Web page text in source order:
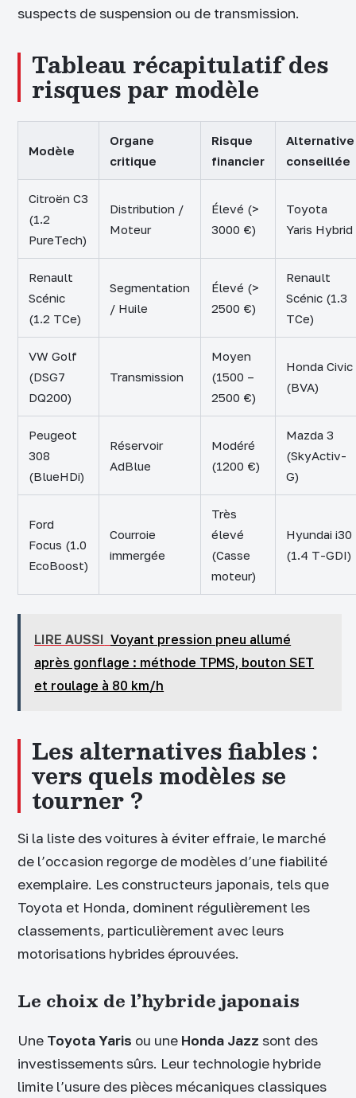
suspects de suspension ou de transmission.
Tableau récapitulatif des
risques par modèle
Modèle
Organe
critique
Risque
financier
Alternative
conseillée
Citroën C3
(1.2
PureTech)
Distribution /
Moteur
Élevé (>
3000 €)
Toyota
Yaris Hybrid
Renault
Scénic
(1.2 TCe)
Segmentation
/ Huile
Élevé (>
2500 €)
Renault
Scénic (1.3
TCe)
VW Golf
(DSG7
DQ200)
Transmission
Moyen
(1500 –
2500 €)
Honda Civic
(BVA)
Peugeot
308
(BlueHDi)
Réservoir
AdBlue
Modéré
(1200 €)
Mazda 3
(SkyActiv-
G)
Ford
Focus (1.0
EcoBoost)
Courroie
immergée
Très
élevé
(Casse
moteur)
Hyundai i30
(1.4 T-GDI)
LIRE AUSSI Voyant pression pneu allumé
après gonflage : méthode TPMS, bouton SET
et roulage à 80 km/h
Les alternatives fiables :
vers quels modèles se
tourner ?
Si la liste des voitures à éviter effraie, le marché
de l’occasion regorge de modèles d’une fiabilité
exemplaire. Les constructeurs japonais, tels que
Toyota et Honda, dominent régulièrement les
classements, particulièrement avec leurs
motorisations hybrides éprouvées.
Le choix de l’hybride japonais
Une Toyota Yaris ou une Honda Jazz sont des
investissements sûrs. Leur technologie hybride
limite l’usure des pièces mécaniques classiques